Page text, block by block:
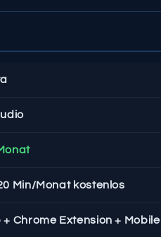
Min/Monat kostenlos
+ Chrome Extension + Mobile